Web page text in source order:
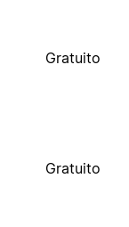
Gratuito
Gratuito